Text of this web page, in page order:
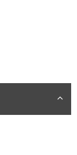
